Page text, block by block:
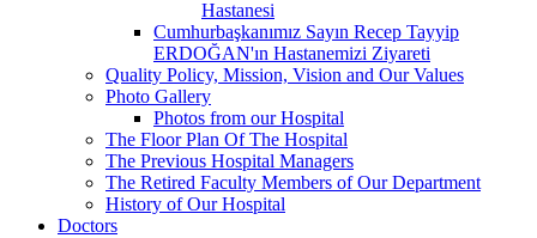
Hastanesi
Cumhurbaşkanımız Sayın Recep Tayyip
ERDOĞAN'ın Hastanemizi Ziyareti
Quality Policy, Mission, Vision and Our Values
Photo Gallery
Photos from our Hospital
The Floor Plan Of The Hospital
The Previous Hospital Managers
The Retired Faculty Members of Our Department
History of Our Hospital
Doctors